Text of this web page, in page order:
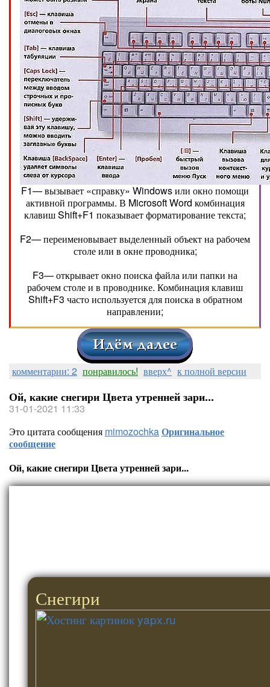
F1— вызывает «справку» Windows или окно помощи
активной программы. В Microsoft Word комбинация
клавиш Shift+F1 показывает форматирование текста;
F2— переименовывает выделенный объект на рабочем
столе или в окне проводника;
F3— открывает окно поиска файла или папки на
рабочем столе и в проводнике. Комбинация клавиш
Shift+F3 часто используется для поиска в обратном
направлении;
комментарии: 2 понравилось! вверх^ к полной версии
Ой, какие снегири Цвета утренней зари...
31-01-2021 11:33
Это цитата сообщения mimozochkaОригинальное
сообщение
Ой, какие снегири Цвета утренней зари...
Снегири